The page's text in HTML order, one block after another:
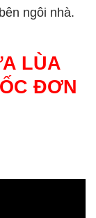
ngôi nhà.
LÙA
ĐƠN